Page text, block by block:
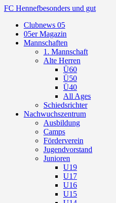
FC Hennefbesonders und gut
Clubnews 05
05er Magazin
Mannschaften
1. Mannschaft
Alte Herren
Ü60
Ü50
Ü40
All Ages
Schiedsrichter
Nachwuchszentrum
Ausbildung
Camps
Förderverein
Jugendvorstand
Junioren
U19
U17
U16
U15